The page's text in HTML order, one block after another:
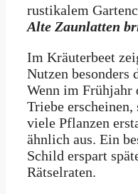
Alte Zaunlatten
Im Kräuterbeet
Nutzen besonders
Wenn im Frühjahr
Triebe erscheinen,
viele Pflanzen
ähnlich aus. Ein
Schild erspart
Rätselraten.